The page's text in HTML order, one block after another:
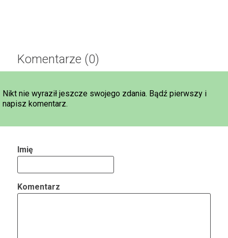
Komentarze (0)
Nikt nie wyraził jeszcze swojego zdania. Bądź pierwszy i
napisz komentarz.
Imię
Komentarz